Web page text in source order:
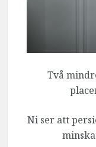
Två
Ni ser att